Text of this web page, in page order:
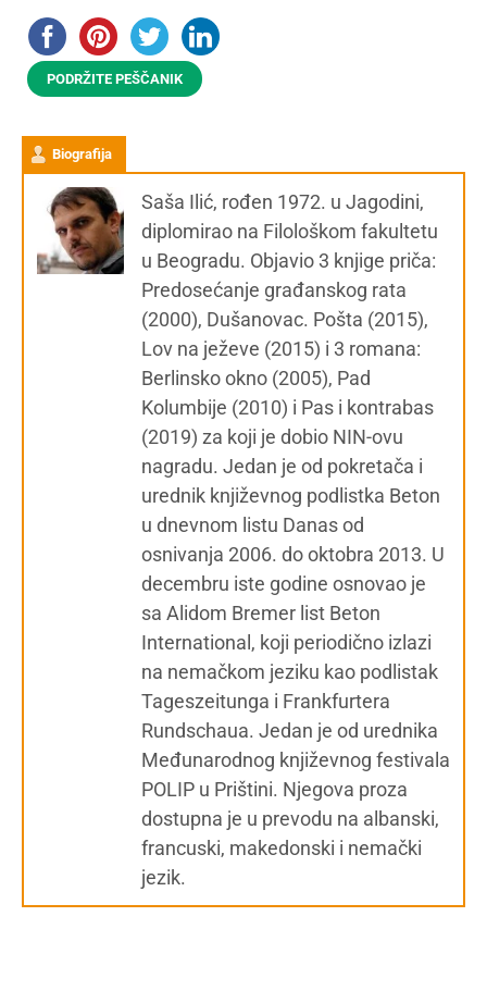
PODRŽITE PEŠČANIK
Biografija
Saša Ilić, rođen 1972. u Jagodini,
diplomirao na Filološkom fakultetu
u Beogradu. Objavio 3 knjige priča:
Predosećanje građanskog rata
(2000), Dušanovac. Pošta (2015),
Lov na ježeve (2015) i 3 romana:
Berlinsko okno (2005), Pad
Kolumbije (2010) i Pas i kontrabas
(2019) za koji je dobio NIN-ovu
nagradu. Jedan je od pokretača i
urednik književnog podlistka Beton
u dnevnom listu Danas od
osnivanja 2006. do oktobra 2013. U
decembru iste godine osnovao je
sa Alidom Bremer list Beton
International, koji periodično izlazi
na nemačkom jeziku kao podlistak
Tageszeitunga i Frankfurtera
Rundschaua. Jedan je od urednika
Međunarodnog književnog festivala
POLIP u Prištini. Njegova proza
dostupna je u prevodu na albanski,
francuski, makedonski i nemački
jezik.